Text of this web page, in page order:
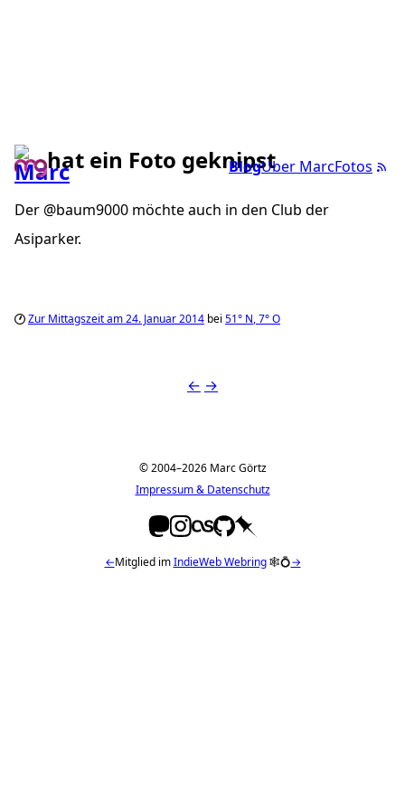
BlogÜber MarcFotos
hat ein Foto geknipst
Der @baum9000 möchte auch in den Club der
Asiparker.
Zur Mittagszeit am 24. Januar 2014 bei 51° N,7°O
← →
© 2004–2026 Marc Görtz
Impressum & Datenschutz
←Mitglied imIndieWeb Webring🕸💍→